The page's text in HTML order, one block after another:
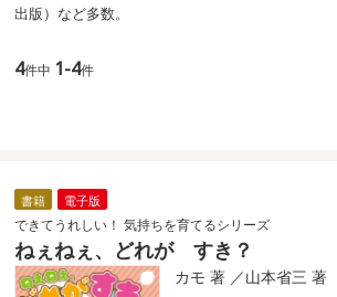
出版）など多数。
4件中 1-4件
書籍 電子版
できてうれしい！ 気持ちを育てるシリーズ
ねぇねぇ、どれが すき？
カモ 著 ／山本省三 著